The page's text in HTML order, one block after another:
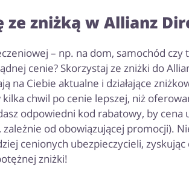
ze zniżką w Allianz
– np. na dom, samochód czy
cenie? Skorzystaj ze zniżki do
na Ciebie aktualne i działające
chwil po cenie lepszej, niż
odpowiedni kod rabatowy, by cena
od obowiązującej promocji).
cenionych ubezpieczycieli,
zniżki!